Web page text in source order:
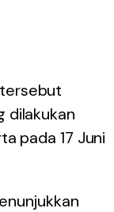
dilakukan
pada 17 Juni